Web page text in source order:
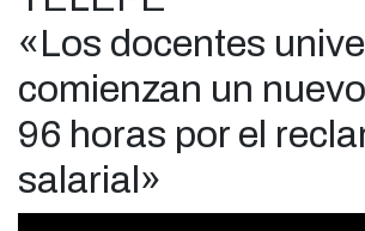
«Los docentes
comienzan un
96 horas por el
salarial»